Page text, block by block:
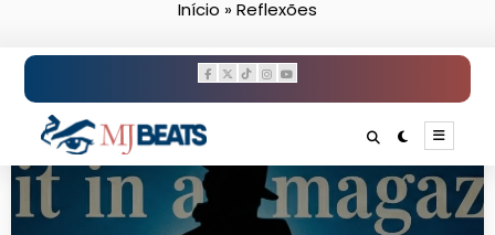
Início »Reflexões